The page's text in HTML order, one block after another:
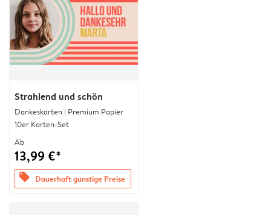
Strahlend und schön
Dankeskarten | Premium Papier
10er Karten-Set
Ab
13,99 €*
offers Dauerhaft günstige Preise